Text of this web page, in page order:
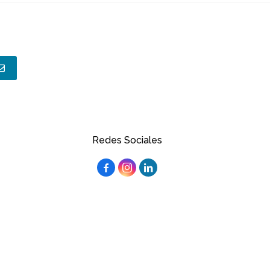
Redes Sociales
  